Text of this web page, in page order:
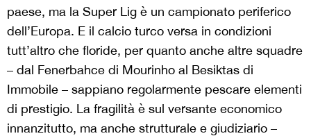
paese, ma la Super Lig è un campionato periferico
dell’Europa. E il calcio turco versa in condizioni
tutt’altro che floride, per quanto anche altre squadre
– dal Fenerbahce di Mourinho al Besiktas di
Immobile – sappiano regolarmente pescare elementi
di prestigio. La fragilità è sul versante economico
innanzitutto, ma anche strutturale e giudiziario –